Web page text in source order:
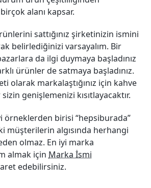
alanı kapsar.
sattığınız şirketinizin ismini
belirlediğinizi varsayalım. Bir
da ilgi duymaya başladınız
ürünler de satmaya başladınız.
olarak markalaştığınız için kahve
genişlemenizi kısıtlayacaktır.
örneklerden birisi “hepsiburada”
müşterilerin algısında herhangi
olmaz. En iyi marka
almak için Marka İsmi
edebilirsiniz.